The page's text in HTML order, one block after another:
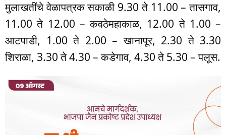
मुलाखतींचे वेळापत्रक सकाळी 9.30 ते 11.00 – तासगाव,
11.00 ते 12.00 – कवठेमहाकाळ, 12.00 ते 1.00 –
आटपाडी, 1.00 ते 2.00 – खानापूर, 2.30 ते 3.30
शिराळा, 3.30 ते 4.30 – कडेगाव, 4.30 ते 5.30 – पलूस.